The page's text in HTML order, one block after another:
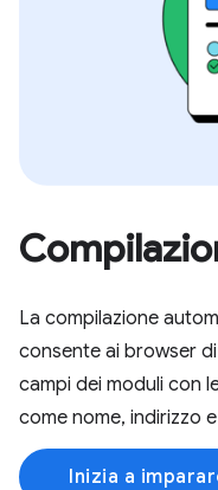
La compilazione
consente ai browser
campi dei moduli con
come nome, indirizzo
Inizia a